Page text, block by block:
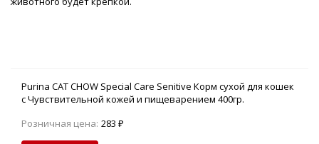
Purina CAT CHOW Special Care Senitive Корм сухой для кошек
с Чувствительной кожей и пищеварением 400гр.
Розничная цена: 283 ₽